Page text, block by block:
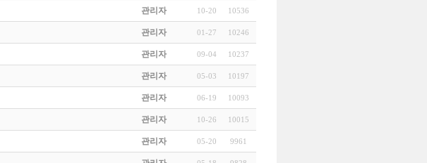
관리자 10-20 10536
관리자 01-27 10246
관리자 09-04 10237
관리자 05-03 10197
관리자 06-19 10093
관리자 10-26 10015
관리자 05-20 9961